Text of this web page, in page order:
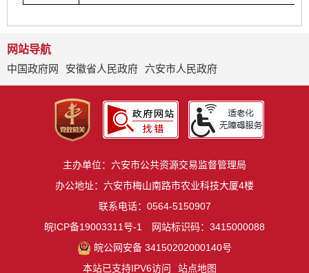
网站导航
中国政府网
安徽省人民政府 六安市人民政府
主办单位：六安市公共资源交易监督管理局
办公地址：六安市梅山南路市农业科技大厦4楼
联系电话：0564-5150907
皖ICP备19003311号-1
网站标识码：3415000088
皖公网安备 34150202000140号
本站已支持IPV6访问
站点地图